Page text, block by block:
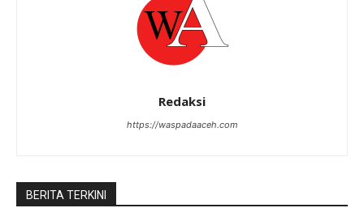
Redaksi
https://waspadaaceh.com
BERITA TERKINI